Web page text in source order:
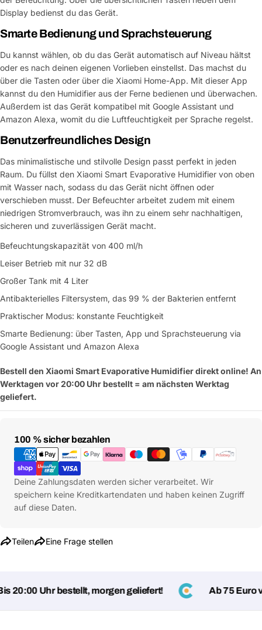
Display bedienst du das Gerät.
Smarte Bedienung und Sprachsteuerung
Du kannst wählen, ob du das Gerät automatisch auf Niveau hältst
oder es nach deinen eigenen Vorlieben einstellst. Das machst du
über die Tasten oder über die Xiaomi Home-App. Mit dieser App
kannst du den Humidifier aus der Ferne bedienen und überwachen.
Außerdem ist das Gerät kompatibel mit Google Assistant und
Amazon Alexa, womit du die Luftfeuchtigkeit per Sprache regelst.
Benutzerfreundliches Design
Das minimalistische und stilvolle Design passt perfekt in jeden
Raum. Du füllst den Xiaomi Smart Evaporative Humidifier von oben
mit Wasser nach, sodass du das Gerät nicht öffnen oder
verschieben musst. Der Befeuchter arbeitet zudem mit einem
niedrigen Stromverbrauch, was ihn zu einem sehr nachhaltigen,
sicheren und zuverlässigen Gerät macht.
Befeuchtungskapazität von 400 ml/h
Leiser Betrieb mit nur 32 dB
Großer Tank mit 4 Liter
Antibakterielles Filtersystem, das 99 % der Bakterien entfernt
Praktischer Modus: konstante Feuchtigkeit
Smarte Bedienung: über Tasten, App und Sprachsteuerung via
Google Assistant und Amazon Alexa
Bestell den Xiaomi Smart Evaporative Humidifier direkt online! An
Werktagen vor 20:00 Uhr bestellt = am nächsten Werktag
geliefert.
100 % sicher bezahlen
Zahlungsmethoden
Deine Zahlungsdaten werden sicher verarbeitet. Wir
speichern keine Kreditkartendaten und haben keinen Zugriff
auf diese Daten.
Teilen Eine Frage stellen
Eine Frage stellen
Dein
20:00 Uhr bestellt, morgen geliefert! Ab 75 Euro